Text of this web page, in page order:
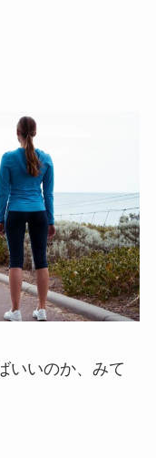
いいのか、みて